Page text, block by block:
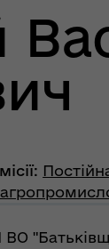
громади
правнича
:
ВО